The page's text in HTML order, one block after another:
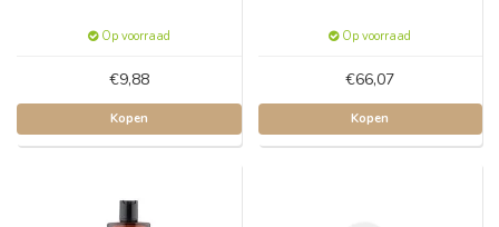
Op voorraad
€9,88
Kopen
Op voorraad
€66,07
Kopen